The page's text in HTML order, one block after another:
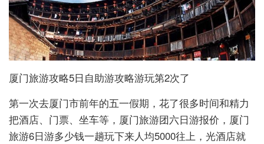
厦门旅游攻略5日自助游攻略游玩第2次了
第一次去厦门市前年的五一假期，花了很多时间和精力
把酒店、门票、坐车等，厦门旅游团六日游报价，厦门
旅游6日游多少钱一趟玩下来人均5000往上，光酒店就